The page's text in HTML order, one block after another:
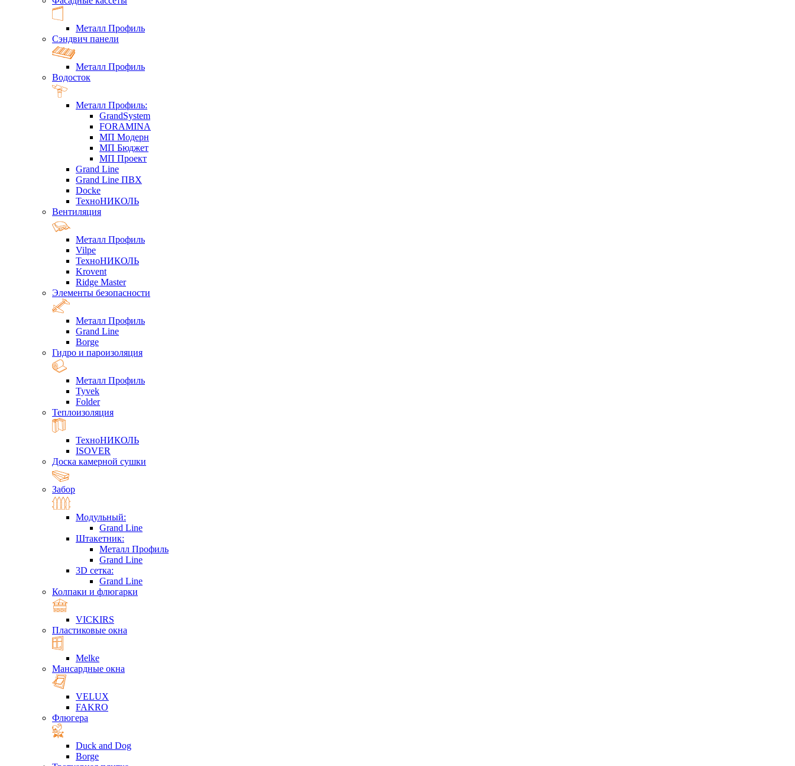
Металл Профиль
Сэндвич панели
Металл Профиль
Водосток
Металл Профиль:
GrandSystem
FORAMINA
МП Модерн
МП Бюджет
МП Проект
Grand Line
Grand Line ПВХ
Docke
ТехноНИКОЛЬ
Вентиляция
Металл Профиль
Vilpe
ТехноНИКОЛЬ
Krovent
Ridge Master
Элементы безопасности
Металл Профиль
Grand Line
Borge
Гидро и пароизоляция
Металл Профиль
Tyvek
Folder
Теплоизоляция
ТехноНИКОЛЬ
ISOVER
Доска камерной сушки
Забор
Модульный:
Grand Line
Штакетник:
Металл Профиль
Grand Line
3D сетка:
Grand Line
Колпаки и флюгарки
VICKIRS
Пластиковые окна
Melke
Мансардные окна
VELUX
FAKRO
Флюгера
Duck and Dog
Borge